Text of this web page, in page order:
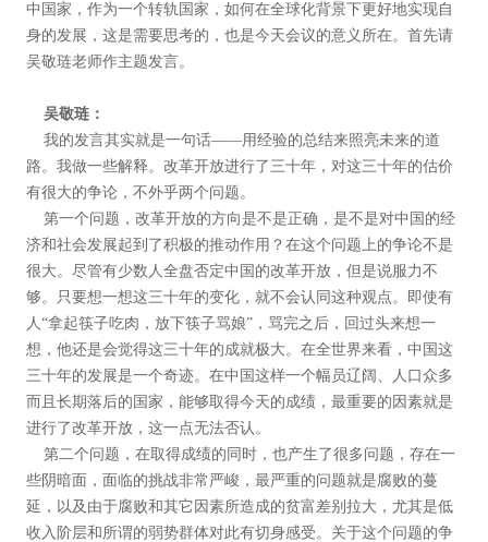
中国家，作为一个转轨国家，如何在全球化背景下更好地实现自
身的发展，这是需要思考的，也是今天会议的意义所在。首先请
吴敬琏老师作主题发言。
吴敬琏：
我的发言其实就是一句话——用经验的总结来照亮未来的道
路。我做一些解释。改革开放进行了三十年，对这三十年的估价
有很大的争论，不外乎两个问题。
第一个问题，改革开放的方向是不是正确，是不是对中国的经
济和社会发展起到了积极的推动作用？在这个问题上的争论不是
很大。尽管有少数人全盘否定中国的改革开放，但是说服力不
够。只要想一想这三十年的变化，就不会认同这种观点。即使有
人“拿起筷子吃肉，放下筷子骂娘”，骂完之后，回过头来想一
想，他还是会觉得这三十年的成就极大。在全世界来看，中国这
三十年的发展是一个奇迹。在中国这样一个幅员辽阔、人口众多
而且长期落后的国家，能够取得今天的成绩，最重要的因素就是
进行了改革开放，这一点无法否认。
第二个问题，在取得成绩的同时，也产生了很多问题，存在一
些阴暗面，面临的挑战非常严峻，最严重的问题就是腐败的蔓
延，以及由于腐败和其它因素所造成的贫富差别拉大，尤其是低
收入阶层和所谓的弱势群体对此有切身感受。关于这个问题的争